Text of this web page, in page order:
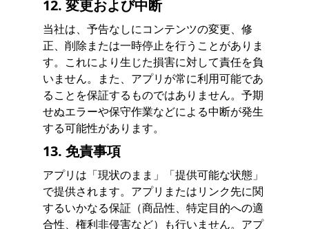
12. 変更および中断
当社は、予告なしにコンテンツの変更、修
正、削除または一時停止を行うことがありま
す。これにより生じた損害に対して責任を負
いません。また、アプリが常に利用可能であ
ることを保証するものではありません。予期
せぬエラーや保守作業などによる中断が発生
する可能性があります。
13. 免責事項
アプリは「現状のまま」「提供可能な状態」
で提供されます。アプリまたはリンク先に関
するいかなる保証（商品性、特定目的への適
合性、権利非侵害など）も行いません。アプ